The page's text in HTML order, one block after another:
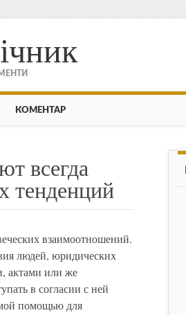
КОМЕНТАР
всегда
тенденций
взаимоотношений.
людей, юридических
актами или же
в согласии с ней
помощью для